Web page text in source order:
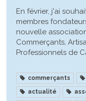
En février, j'ai
membres
nouvelle
Commerçants,
Professionnels de
commerçants
actualité